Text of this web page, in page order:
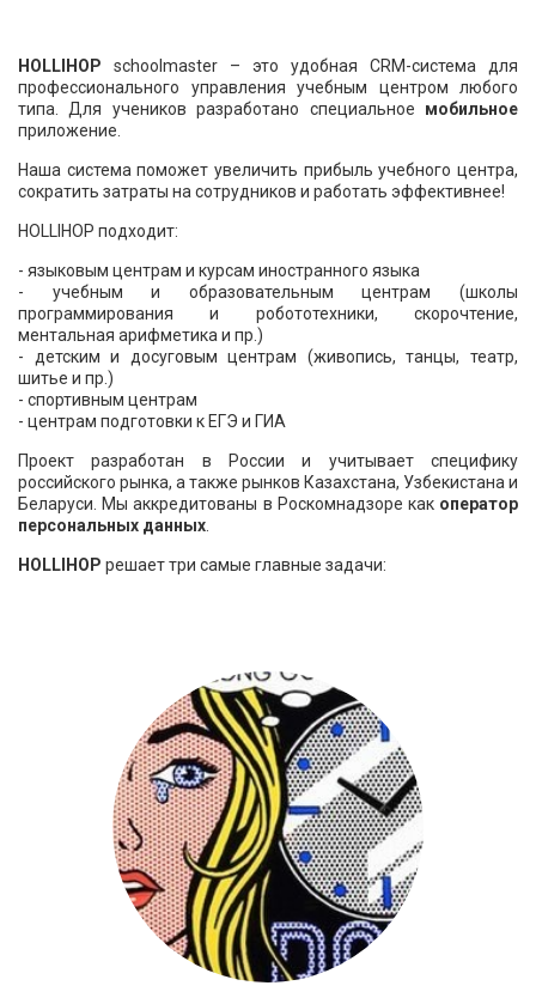
HOLLIHOP schoolmaster
– это удобная CRM-система для
профессионального управления учебным центром любого
типа. Для учеников разработано специальное мобильное
приложение.
Наша система поможет увеличить прибыль учебного центра,
сократить затраты на сотрудников и работать эффективнее!
HOLLIHOP подходит:
- языковым центрам и курсам иностранного языка
- учебным и образовательным центрам (школы
программирования и робототехники, скорочтение,
ментальная арифметика и пр.)
- детским и досуговым центрам (живопись, танцы, театр,
шитье и пр.)
- спортивным центрам
- центрам подготовки к ЕГЭ и ГИА
Проект разработан в России и учитывает специфику
российского рынка, а также рынков Казахстана, Узбекистана и
Беларуси. Мы аккредитованы в Роскомнадзоре как оператор
персональных данных.
HOLLIHOP решаеттри самые главные задачи: